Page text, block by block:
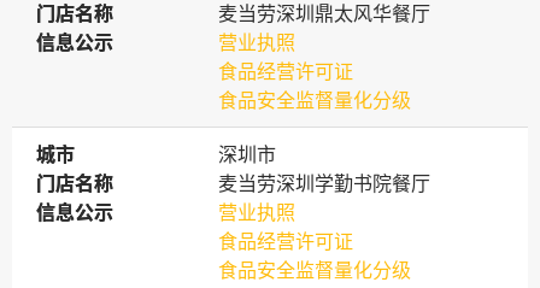
门店名称
门店名称
麦当劳深圳鼎太风华餐厅
信息公示
信息公示
营业执照
食品经营许可证
食品安全监督量化分级
城市
城市
深圳市
门店名称
门店名称
麦当劳深圳学勤书院餐厅
信息公示
信息公示
营业执照
食品经营许可证
食品安全监督量化分级